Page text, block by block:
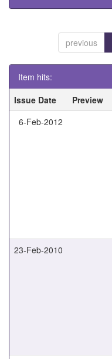
previous
Item hits:
Issue Date
Preview
6-Feb-2012
23-Feb-2010